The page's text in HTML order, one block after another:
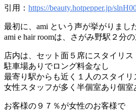
引用： https://beauty.hotpepper.jp/
最初に、ami という声が挙がりまし
ami e hair roomは、さがみ野駅２分
店内は、セット面５席にスタイリ
駐車場ありでロング料金なし
最寄り駅からも近く１人のスタイ
女性スタッフが多く半個室あり個室
お客様の９７％が女性のお客様で